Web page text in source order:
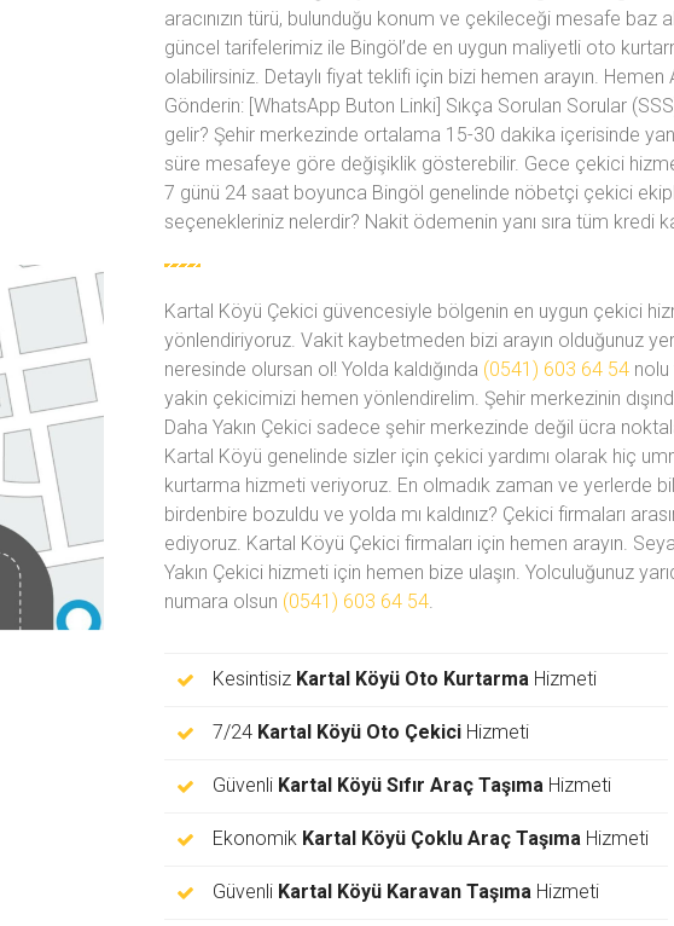
aracınızın türü, bulunduğu konum ve çekileceği mesafe baz
güncel tarifelerimiz ile Bingöl’de en uygun maliyetli oto
olabilirsiniz. Detaylı fiyat teklifi için bizi hemen arayın. Hemen
Gönderin: [WhatsApp Buton Linki] Sıkça Sorulan Sorular
gelir? Şehir merkezinde ortalama 15-30 dakika içerisinde
süre mesafeye göre değişiklik gösterebilir. Gece çekici
7 günü 24 saat boyunca Bingöl genelinde nöbetçi çekici
seçenekleriniz nelerdir? Nakit ödemenin yanı sıra tüm kredi
Kartal Köyü Çekici güvencesiyle bölgenin en uygun çekici
yönlendiriyoruz. Vakit kaybetmeden bizi arayın olduğunuz
neresinde olursan ol! Yolda kaldığında (0541) 603 64 54
yakin çekicimizi hemen yönlendirelim. Şehir merkezinin
Daha Yakın Çekici sadece şehir merkezinde değil ücra
Kartal Köyü genelinde sizler için çekici yardımı olarak hiç
kurtarma hizmeti veriyoruz. En olmadık zaman ve yerlerde
birdenbire bozuldu ve yolda mı kaldınız? Çekici firmaları
ediyoruz. Kartal Köyü Çekici firmaları için hemen arayın.
Yakın Çekici hizmeti için hemen bize ulaşın. Yolculuğunuz
numara olsun (0541) 603 64 54.
Kesintisiz Kartal Köyü Oto Kurtarma Hizmeti
7/24 Kartal Köyü Oto Çekici Hizmeti
Güvenli Kartal Köyü Sıfır Araç Taşıma Hizmeti
Ekonomik Kartal Köyü Çoklu Araç Taşıma Hizmeti
Güvenli Kartal Köyü Karavan Taşıma Hizmeti